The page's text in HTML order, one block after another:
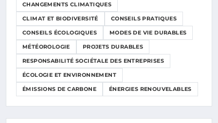
CHANGEMENTS CLIMATIQUES
CLIMAT ET BIODIVERSITÉ CONSEILS PRATIQUES
CONSEILS ÉCOLOGIQUES MODES DE VIE DURABLES
MÉTÉOROLOGIE PROJETS DURABLES
RESPONSABILITÉ SOCIÉTALE DES ENTREPRISES
ÉCOLOGIE ET ENVIRONNEMENT
ÉMISSIONS DE CARBONE ÉNERGIES RENOUVELABLES